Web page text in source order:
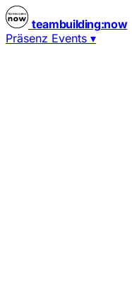
teambuilding:now
Präsenz Events ▾